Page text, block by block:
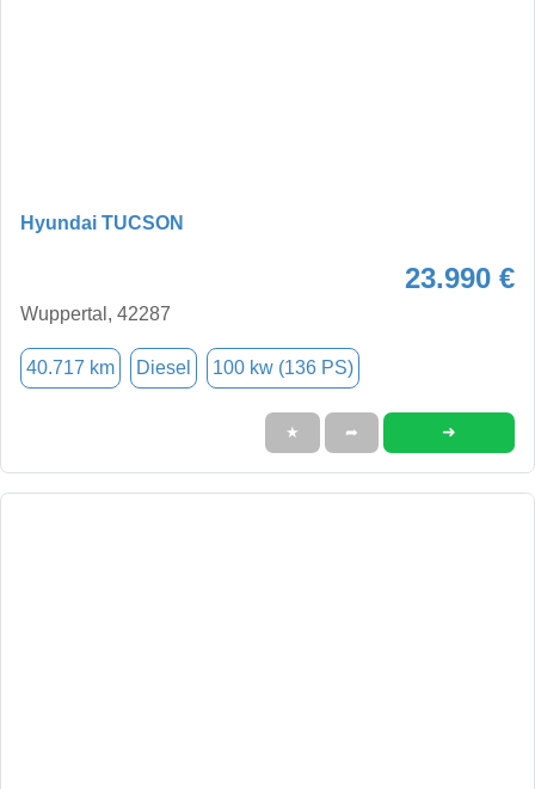
Hyundai TUCSON
23.990 €
Wuppertal, 42287
40.717 km Diesel 100 kw (136 PS)
★ ➦ ➜